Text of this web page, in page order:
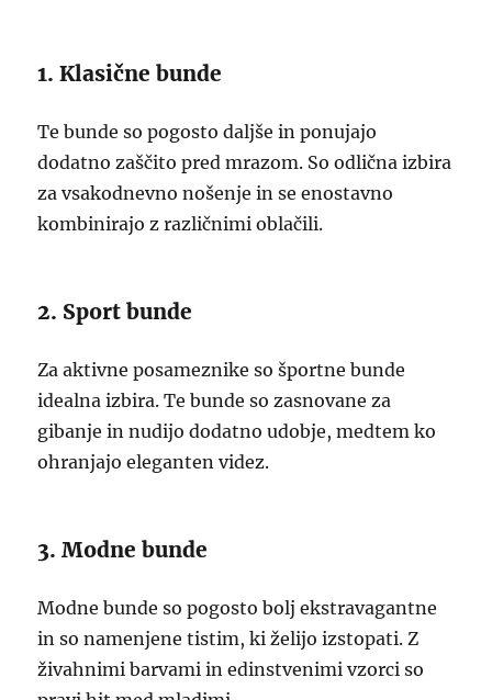
1. Klasične bunde
Te bunde so pogosto daljše in ponujajo
dodatno zaščito pred mrazom. So odlična izbira
za vsakodnevno nošenje in se enostavno
kombinirajo z različnimi oblačili.
2. Sport bunde
Za aktivne posameznike so športne bunde
idealna izbira. Te bunde so zasnovane za
gibanje in nudijo dodatno udobje, medtem ko
ohranjajo eleganten videz.
3. Modne bunde
Modne bunde so pogosto bolj ekstravagantne
in so namenjene tistim, ki želijo izstopati. Z
živahnimi barvami in edinstvenimi vzorci so